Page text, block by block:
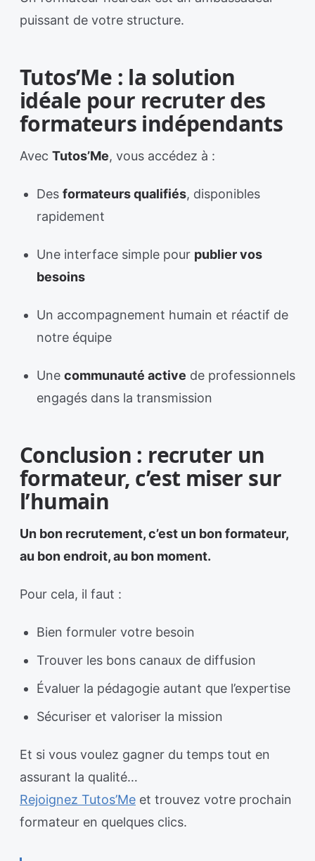
puissant de votre structure.
Tutos’Me : la solution
idéale pour recruter des
formateurs indépendants
Avec Tutos’Me, vous accédez à :
Des formateurs qualifiés, disponibles
rapidement
Une interface simple pour publier vos
besoins
Un accompagnement humain et réactif de
notre équipe
Une communauté active de professionnels
engagés dans la transmission
Conclusion : recruter un
formateur, c’est miser sur
l’humain
Un bon recrutement, c’est un bon formateur,
au bon endroit, au bon moment.
Pour cela, il faut :
Bien formuler votre besoin
Trouver les bons canaux de diffusion
Évaluer la pédagogie autant que l’expertise
Sécuriser et valoriser la mission
Et si vous voulez gagner du temps tout en
assurant la qualité…
Rejoignez Tutos’Me et trouvez votre prochain
formateur en quelques clics.